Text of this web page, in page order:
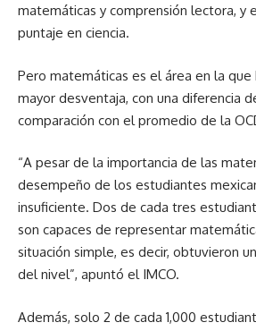
matemáticas y comprensión lectora, y
puntaje en ciencia.
Pero matemáticas es el área en la
mayor desventaja, con una diferencia
comparación con el promedio de la
“A pesar de la importancia de las
desempeño de los estudiantes
insuficiente. Dos de cada tres
son capaces de representar
situación simple, es decir, obtuvieron
del nivel”, apuntó el IMCO.
Además, solo 2 de cada 1,000